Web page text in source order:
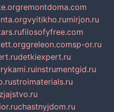
remontdoma.com
vyitikho.rumirjon.ru
filosofyfree.com
greleon.comsp-or.ru
detkiexpert.ru
instrumentgid.ru
stroimaterials.ru
chastnyjdom.ru